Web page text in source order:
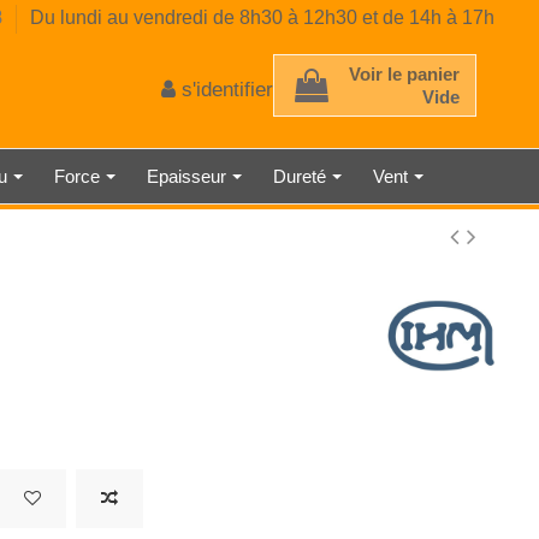
Du lundi au vendredi de 8h30 à 12h30 et de 14h à 17h
Voir le panier
Vide
s'identifier
THERMOMÈTRE INDUSTRIEL
DÉTECTEUR DE LUMINOSITÉ
SONOMÈTRE ENREGISTREUR
Force Epaisseur Dureté Vent